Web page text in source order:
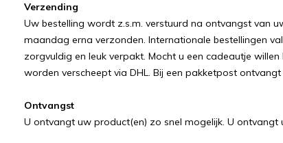
Verzending
Uw bestelling wordt z.s.m. verstuurd na ontvangst van
maandag erna verzonden. Internationale bestellingen
zorgvuldig en leuk verpakt. Mocht u een cadeautje
worden verscheept via DHL. Bij een pakketpost
Ontvangst
U ontvangt uw product(en) zo snel mogelijk. U ontvangt